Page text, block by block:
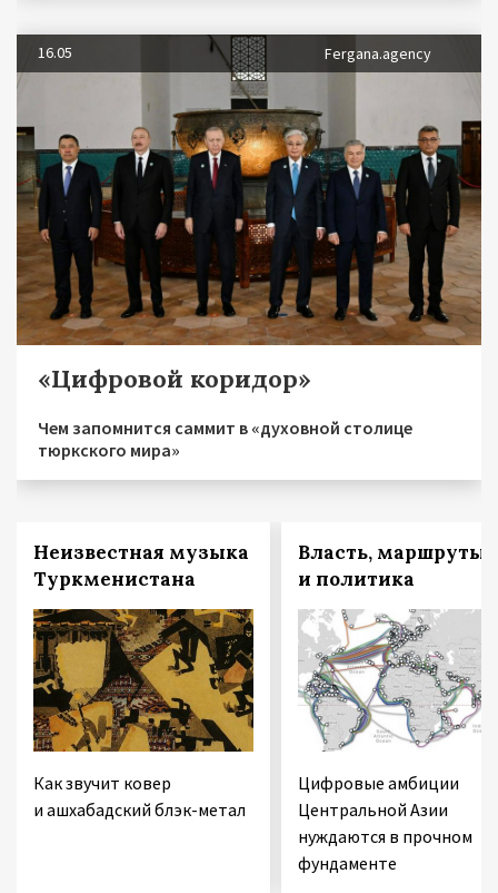
16.05 Fergana.agency
«Цифровой коридор»
Чем запомнится саммит в «духовной столице
тюркского мира»
Неизвестная музыка
Туркменистана
Как звучит ковер
и ашхабадский блэк-метал
Власть, маршруты
и политика
Цифровые амбиции
Центральной Азии
нуждаются в прочном
фундаменте